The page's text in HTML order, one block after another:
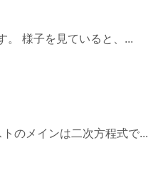
。 様子を見ていると、...
のメインは二次方程式で...